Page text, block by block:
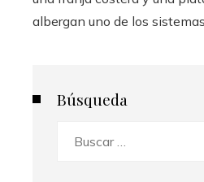
albergan uno de los sistemas
Búsqueda